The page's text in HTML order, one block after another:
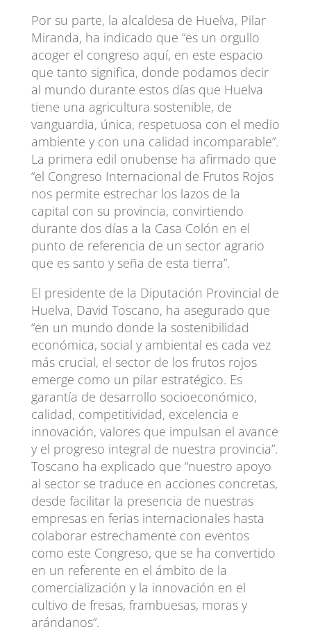
Por su parte, la alcaldesa de Huelva, Pilar
Miranda, ha indicado que “es un orgullo
acoger el congreso aquí, en este espacio
que tanto significa, donde podamos decir
al mundo durante estos días que Huelva
tiene una agricultura sostenible, de
vanguardia, única, respetuosa con el medio
ambiente y con una calidad incomparable”.
La primera edil onubense ha afirmado que
“el Congreso Internacional de Frutos Rojos
nos permite estrechar los lazos de la
capital con su provincia, convirtiendo
durante dos días a la Casa Colón en el
punto de referencia de un sector agrario
que es santo y seña de esta tierra”.
El presidente de la Diputación Provincial de
Huelva, David Toscano, ha asegurado que
“en un mundo donde la sostenibilidad
económica, social y ambiental es cada vez
más crucial, el sector de los frutos rojos
emerge como un pilar estratégico. Es
garantía de desarrollo socioeconómico,
calidad, competitividad, excelencia e
innovación, valores que impulsan el avance
y el progreso integral de nuestra provincia”.
Toscano ha explicado que “nuestro apoyo
al sector se traduce en acciones concretas,
desde facilitar la presencia de nuestras
empresas en ferias internacionales hasta
colaborar estrechamente con eventos
como este Congreso, que se ha convertido
en un referente en el ámbito de la
comercialización y la innovación en el
cultivo de fresas, frambuesas, moras y
arándanos”.